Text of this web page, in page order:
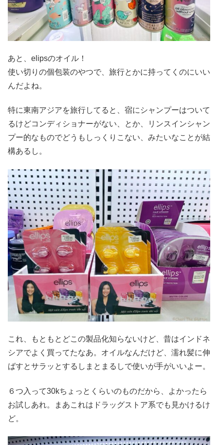
あと、elipsのオイル！
使い切りの個包装のやつで、旅行とかに持ってくのにいい
んだよね。
特に東南アジアを旅行してると、宿にシャンプーはついて
るけどコンディショナーがない、とか、リンスインシャン
プー的なものでどうもしっくりこない、みたいなことが結
構あるし。
これ、もともとどこの製品化知らないけど、昔はインドネ
シアでよく買ってたなあ。オイルなんだけど、濡れ髪に伸
ばすとサラッとするしまとまるしで使いが手がいいよー。
６つ入って30kちょっとくらいのものだから、よかったら
お試しあれ。まあこれはドラッグストア系でも見かけるけ
ど。